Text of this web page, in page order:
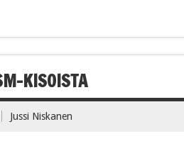
KISOISTA
Jussi Niskanen